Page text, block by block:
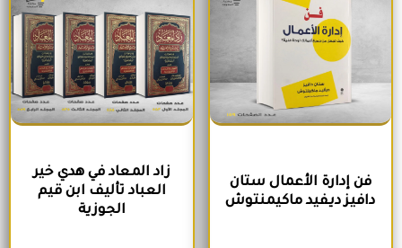
فن إدارة الأعمال ستان
دافيز ديفيد ماكيمنتوش
زاد المعاد في هدي خير
العباد تأليف ابن قيم
الجوزية